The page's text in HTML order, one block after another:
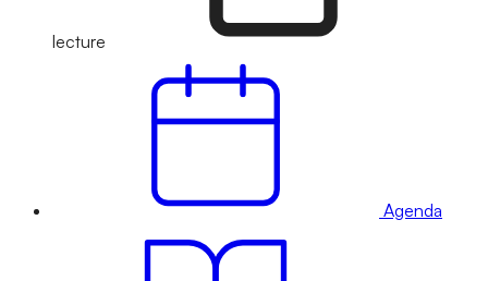
lecture
Agenda